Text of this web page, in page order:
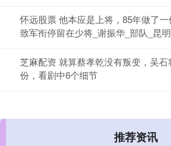
怀远股票 他本应是上将，85年做了
致军衔停留在少将_谢振华_部队_昆
芝麻配资 就算蔡孝乾没有叛变，吴
份，看剧中6个细节
推荐资讯